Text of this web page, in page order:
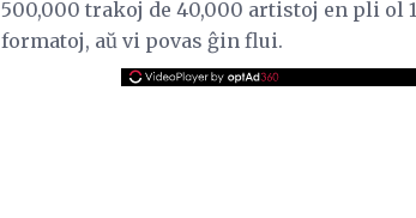
500,000 trakoj de 40,000 artistoj en pli ol
formatoj, aŭ vi povas ĝin flui.